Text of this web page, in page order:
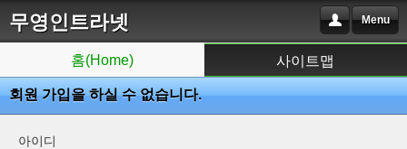
무영인트라넷 Menu
홈(Home) 사이트맵
회원 가입을 하실 수 없습니다.
아이디